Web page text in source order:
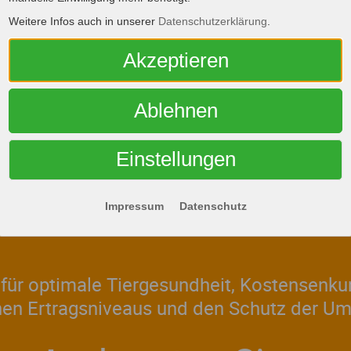
Jahren für über 30.000
und vor allem eine
optimale Tiergesundheit,
Ertragsniveaus und den Schutz der
Weitere Infos auch in unserer Datenschutzerklärung
Akzeptieren
Ablehnen
Einstellungen
Impressum Datenschutz